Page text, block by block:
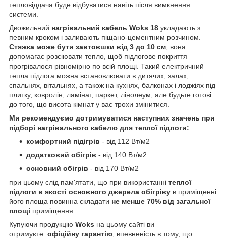
тепловіддача буде відбуватися навіть після вимкнення
системи.
Двожильний нагрівальний кабель Woks 18 укладають з
певним кроком і заливають піщано-цементним розчином.
Стяжка може бути завтовшки від 3 до 10 см, вона
допомагає розсіювати тепло, щоб підлогове покриття
прогрівалося рівномірно по всій площі. Такий електричний
тепла підлога можна встановлювати в дитячих, залах,
спальнях, вітальнях, а також на кухнях, балконах і лоджіях під
плитку, ковролін, ламінат, паркет, лінолеум, але будьте готові
до того, що висота кімнат у вас трохи змінитися.
Ми рекомендуємо дотримуватися наступних значень при
підборі нагрівального кабелю для теплої підлоги:
комфортний підігрів - від 112 Вт/м2
додатковий обігрів - від 140 Вт/м2
основний обігрів - від 170 Вт/м2
при цьому слід пам'ятати, що при використанні теплої
підлоги в якості основного джерела обігріву в приміщенні
його площа повинна складати не менше 70% від загальної
площі приміщення.
Купуючи продукцію Woks на цьому сайті ви
отримуєте офіційну гарантію, впевненість в тому, що